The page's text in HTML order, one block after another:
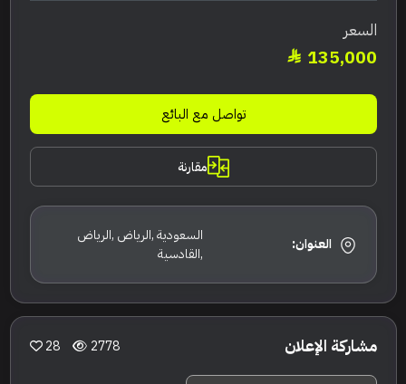
السعر
135,000
تواصل مع البائع
مقارنة
العنوان:
السعودية ,الرياض ,الرياض
,القادسية
مشاركة الإعلان 2778
28